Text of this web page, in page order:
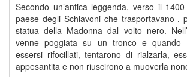
Secondo un’antica leggenda, verso il
paese degli Schiavoni che trasportavano ,
statua della Madonna dal volto nero.
venne poggiata su un tronco e quando
essersi rifocillati, tentarono di rialzarla,
appesantita e non riuscirono a muoverla